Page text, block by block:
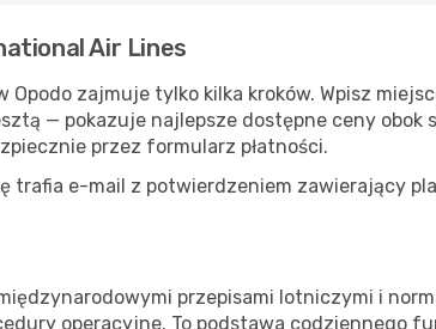
Air Lines
zajmuje tylko kilka kroków. Wpisz
— pokazuje najlepsze dostępne ceny obok
przez formularz płatności.
trafia e-mail z potwierdzeniem zawierający
przepisami lotniczymi i
operacyjne. To podstawa codziennego